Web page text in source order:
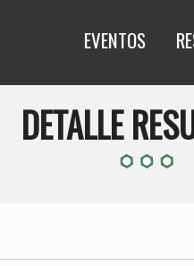
EVENTOS
DETALLE